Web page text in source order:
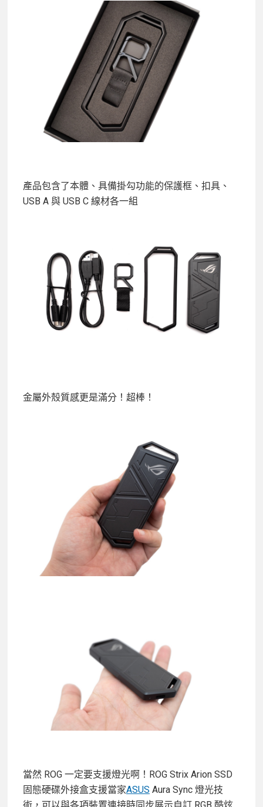
產品包含了本體、具備掛勾功能的保護框、扣具、
USB A 與 USB C 線材各一組
金屬外殼質感更是滿分！超棒！
當然 ROG 一定要支援燈光啊！ROG Strix Arion SSD
固態硬碟外接盒支援當家ASUS Aura Sync 燈光技